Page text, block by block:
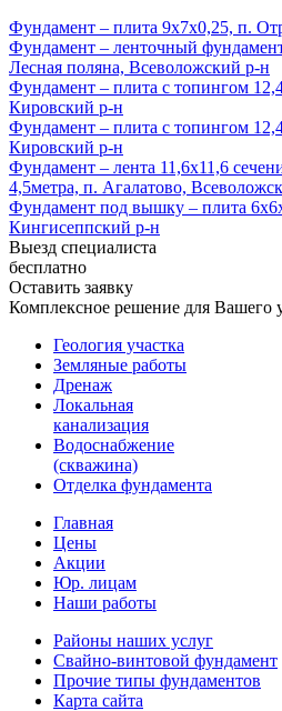
Фундамент – плита 9х7х0,25, п.
Фундамент – ленточный
Лесная поляна, Всеволожский р-н
Фундамент – плита с топингом
Кировский р-н
Фундамент – плита с топингом
Кировский р-н
Фундамент – лента 11,6х11,6
4,5метра, п. Агалатово,
Фундамент под вышку – плита
Кингисеппский р-н
Выезд специалиста
бесплатно
Оставить заявку
Комплексное решение для Вашего
Геология участка
Земляные работы
Дренаж
Локальная
канализация
Водоснабжение
(скважина)
Отделка фундамента
Главная
Цены
Акции
Юр. лицам
Наши работы
Районы наших услуг
Свайно-винтовой фундамент
Прочие типы фундаментов
Карта сайта